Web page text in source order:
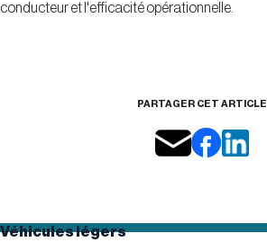
conducteur et l'efficacité opérationnelle.
PARTAGER CET ARTICLE
Véhicules légers